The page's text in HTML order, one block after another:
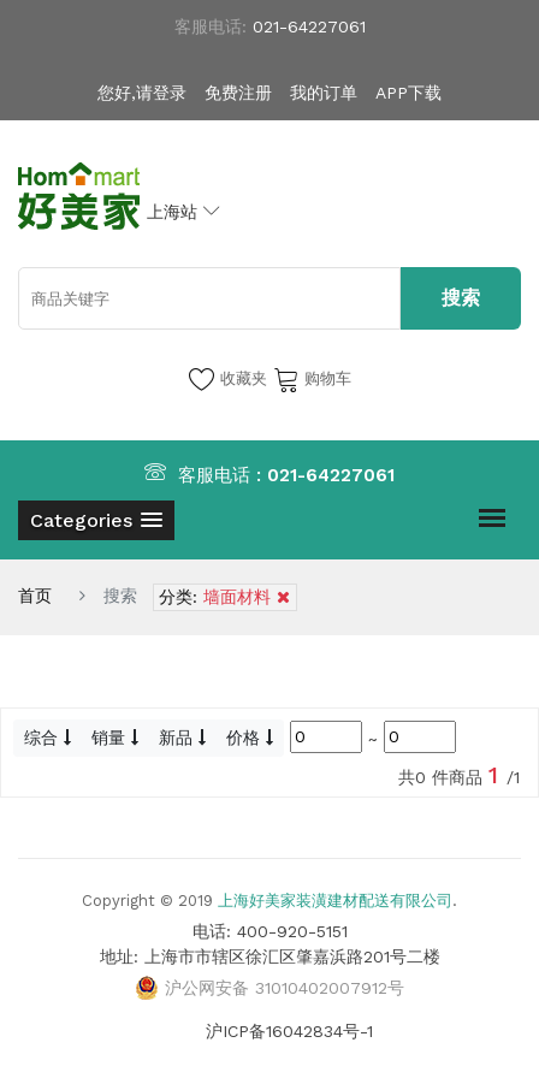
客服电话: 021-64227061
您好,请登录 免费注册 我的订单 APP下载
上海站
收藏夹 购物车
Categories
客服电话 : 021-64227061
首页 搜索 分类: 墙面材料
综合 销量 新品 价格
~
共0 件商品 1 /1
Copyright © 2019 上海好美家装潢建材配送有限公司 .
电话: 400-920-5151
地址: 上海市市辖区徐汇区肇嘉浜路201号二楼
沪公网安备 31010402007912号
沪ICP备16042834号-1